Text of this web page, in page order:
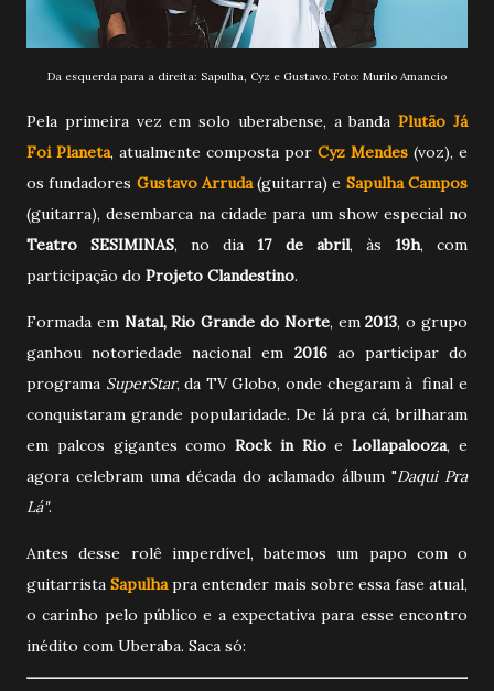
Da esquerda para a direita: Sapulha, Cyz e Gustavo. Foto: Murilo Amancio
Pela primeira vez em solo uberabense, a bandaPlutão Já
Foi Planeta, atualmente composta por Cyz Mendes (voz), e
os fundadores Gustavo Arruda(guitarra) e Sapulha Campos
(guitarra), desembarca na cidade para um show especial no
Teatro SESIMINAS, no dia17 de abril, às 19h, com
participação do Projeto Clandestino.
Formada em Natal, Rio Grande do Norte, em2013, o grupo
ganhou notoriedade nacional em 2016ao participar do
programa SuperStar, da TV Globo, onde chegaram à final e
conquistaram grande popularidade. De lá pra cá, brilharam
em palcos gigantes comoRock in RioeLollapalooza, e
agora celebram uma década do aclamado álbum "Daqui Pra
Lá".
Antes desse rolê imperdível, batemos um papo com o
guitarrista Sapulhapra entender mais sobre essa fase atual,
o carinho pelo público e a expectativa para esse encontro
inédito com Uberaba. Saca só: